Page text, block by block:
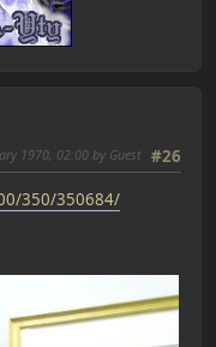
#26
1970, 02:00 by Guest
350/350684/